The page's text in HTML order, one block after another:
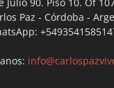
Paz - Córdoba -